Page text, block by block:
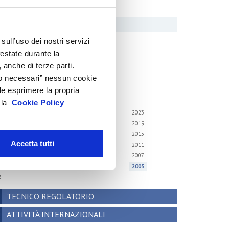
dei nostri servizi
durante la
anche di terze parti.
necessari” nessun cookie
esprimere la propria
Cookie Policy
Accetta tutti
internazionali
pubblicazioni
tematiche
gli anni
2023
2021 2020
2019
2015
2013
2011
2007
2003
TECNICO REGOLATORIO
ATTIVITÀ INTERNAZIONALI